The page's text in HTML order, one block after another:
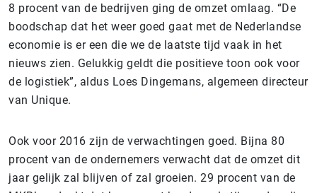
8 procent van de bedrijven ging de omzet omlaag. “De
boodschap dat het weer goed gaat met de Nederlandse
economie is er een die we de laatste tijd vaak in het
nieuws zien. Gelukkig geldt die positieve toon ook voor
de logistiek”, aldus Loes Dingemans, algemeen directeur
van Unique.
Ook voor 2016 zijn de verwachtingen goed. Bijna 80
procent van de ondernemers verwacht dat de omzet dit
jaar gelijk zal blijven of zal groeien. 29 procent van de